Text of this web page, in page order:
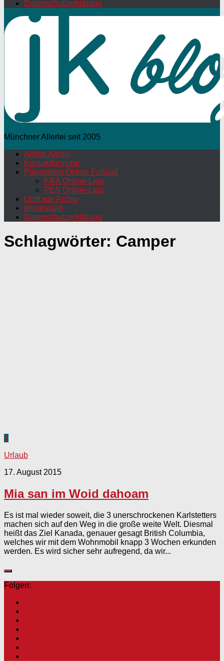
Datenschutzerklärung
Münchner Allerlei seit 2005
Artikel Archiv
Kontaktformular
Playstation Online Fußball
FIFA Online-Liga
PES Online-Liga
Umfrage Archiv
Impressum
Datenschutzerklärung
Schlagwörter: Camper
1
Urlaub
17. August 2015
Mia san im Woid dahoam
Es ist mal wieder soweit, die 3 unerschrockenen Karlstetters
machen sich auf den Weg in die große weite Welt. Diesmal
heißt das Ziel Kanada, genauer gesagt British Columbia,
welches wir mit dem Wohnmobil knapp 3 Wochen erkunden
werden. Es wird sicher sehr aufregend, da wir...
Folgen: